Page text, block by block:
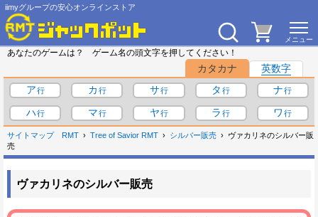
iimyグループの安心オンラインストア
あなたのゲームは？ ゲーム名の頭文字を押してください！
カタカナ
英数字
ア
カ サ タ
ナ
ハ
マ ヤ ラ ワ
サイトマップ RMT Tree of Savior RMT シルバー販売
ヴァカリネのシルバー販
売
ヴァカリネのシルバー販売